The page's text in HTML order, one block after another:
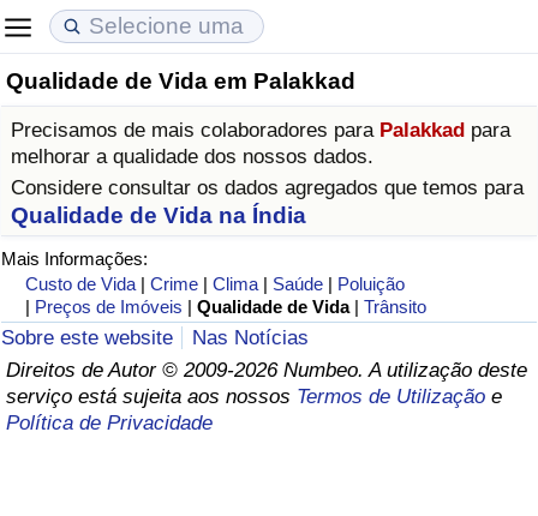
Qualidade de Vida em Palakkad
Precisamos de mais colaboradores para Palakkad para
melhorar a qualidade dos nossos dados.
Considere consultar os dados agregados que temos para
Qualidade de Vida na Índia
Mais Informações:
Custo de Vida |Crime |Clima | Saúde | Poluição
| Preços de Imóveis |Qualidade de Vida |Trânsito
Sobre este website
Nas Notícias
Direitos de Autor © 2009-2026 Numbeo. A utilização deste
serviço está sujeita aos nossos Termos de Utilização e
Política de Privacidade
Custo de Vida
Indicador de Custo de Vida (Atual)
Indicador de Custo de Vida
Indicador de Custo de Vida Por País
em Aqaba
Preços de Imóveis
Indicador de Preços de Imóveis (Atual)
Indicador de Preços de Imóveis
Indicador de Preços de Imóveis por País
Qualidade de Vida
Indicador de Qualidade de Vida
Indicador de Qualidade de Vida (Atual)
Índice de qualidade de vida por país
Crime
Taxa do Indicador de Crime (Atual)